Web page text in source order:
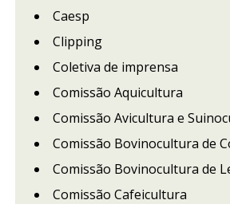
Caesp
Clipping
Coletiva de imprensa
Comissão Aquicultura
Comissão Avicultura e
Comissão Bovinocultura de
Comissão Bovinocultura de
Comissão Cafeicultura